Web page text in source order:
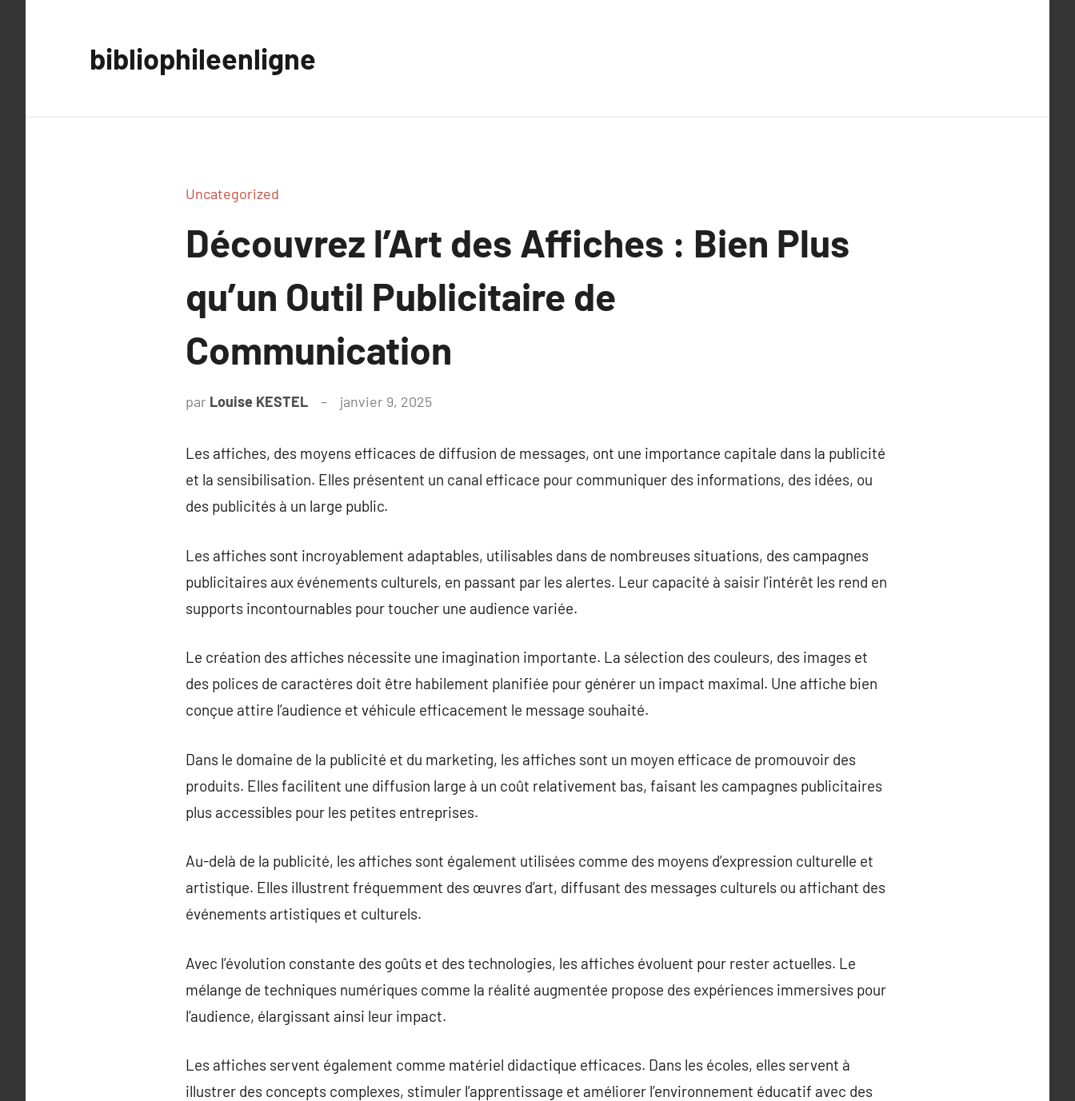
bibliophileenligne
Uncategorized
Découvrez l’Art des Affiches : Bien Plus
qu’un Outil Publicitaire de
Communication
par Louise KESTEL janvier 9, 2025
Les affiches, des moyens efficaces de diffusion de messages, ont une importance capitale dans la publicité
et la sensibilisation. Elles présentent un canal efficace pour communiquer des informations, des idées, ou
des publicités à un large public.
Les affiches sont incroyablement adaptables, utilisables dans de nombreuses situations, des campagnes
publicitaires aux événements culturels, en passant par les alertes. Leur capacité à saisir l’intérêt les rend en
supports incontournables pour toucher une audience variée.
Le création des affiches nécessite une imagination importante. La sélection des couleurs, des images et
des polices de caractères doit être habilement planifiée pour générer un impact maximal. Une affiche bien
conçue attire l’audience et véhicule efficacement le message souhaité.
Dans le domaine de la publicité et du marketing, les affiches sont un moyen efficace de promouvoir des
produits. Elles facilitent une diffusion large à un coût relativement bas, faisant les campagnes publicitaires
plus accessibles pour les petites entreprises.
Au-delà de la publicité, les affiches sont également utilisées comme des moyens d’expression culturelle et
artistique. Elles illustrent fréquemment des œuvres d’art, diffusant des messages culturels ou affichant des
événements artistiques et culturels.
Avec l’évolution constante des goûts et des technologies, les affiches évoluent pour rester actuelles. Le
mélange de techniques numériques comme la réalité augmentée propose des expériences immersives pour
l’audience, élargissant ainsi leur impact.
Les affiches servent également comme matériel didactique efficaces. Dans les écoles, elles servent à
illustrer des concepts complexes, stimuler l’apprentissage et améliorer l’environnement éducatif avec des